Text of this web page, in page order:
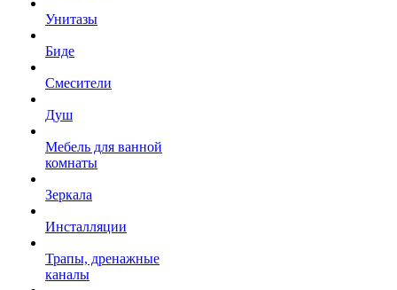
Унитазы
Биде
Смесители
Душ
Мебель для ванной
комнаты
Зеркала
Инсталляции
Трапы, дренажные
каналы